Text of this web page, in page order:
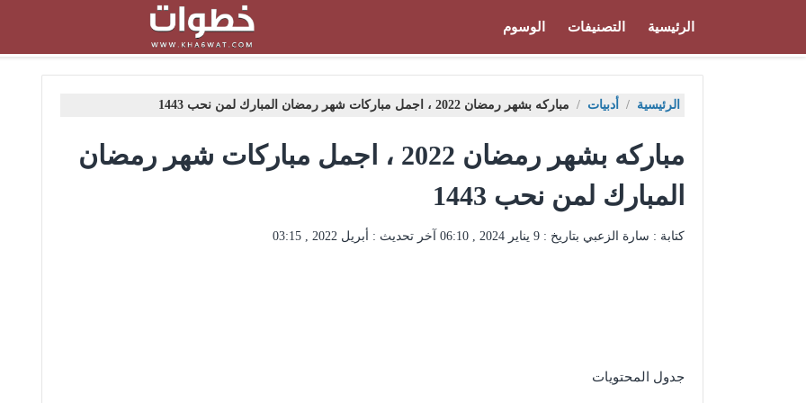
الرئيسية التصنيفات الوسوم
الرئيسية / أدبيات / مباركه بشهر رمضان 2022 ، اجمل مباركات شهر رمضان المبارك لمن نحب 1443
مباركه بشهر رمضان 2022 ، اجمل مباركات شهر رمضان
المبارك لمن نحب 1443
كتابة : سارة الزعبي بتاريخ : 9 يناير 2024 , 06:10 آخر تحديث : أبريل 2022 , 03:15
جدول المحتويات